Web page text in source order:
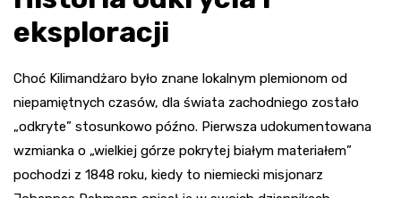
eksploracji
Choć Kilimandżaro było znane lokalnym plemionom od
niepamiętnych czasów, dla świata zachodniego zostało
„odkryte” stosunkowo późno. Pierwsza udokumentowana
wzmianka o „wielkiej górze pokrytej białym materiałem”
pochodzi z 1848 roku, kiedy to niemiecki misjonarz